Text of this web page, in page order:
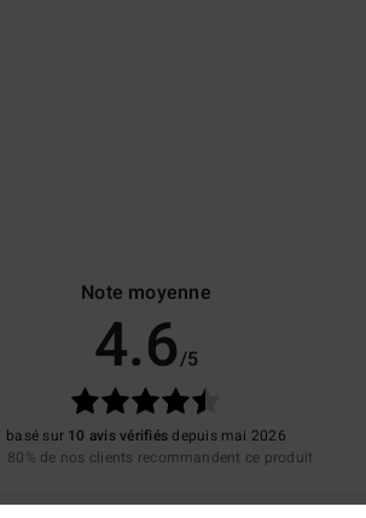
Note moyenne
4.6/5
basé sur 10 avis vérifiésdepuis mai 2026
80% de nos clients recommandent ce produit